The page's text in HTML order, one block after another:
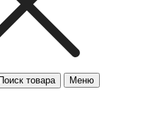
Меню